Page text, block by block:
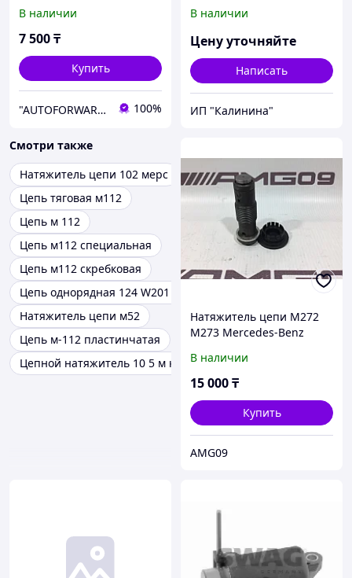
В наличии
7 500₸
Купить
"AUTOFORWARD.KZ" Автозапчасти 100%
1 болт)
В наличии
Цену уточняйте
Написать
ИП "Калинина"
Смотри также
Натяжитель цепи 102 мерс
Цепь тяговая м112
Цепь м 112
Цепь м112 специальная
Цепь м112 скребковая
Цепь однорядная 124 W201 M102
Натяжитель цепи м52
Цепь м-112 пластинчатая
Цепной натяжитель 10 5 м класс 8
Натяжитель цепи M272
M273 Mercedes-Benz
В наличии
15 000₸
Купить
AMG09